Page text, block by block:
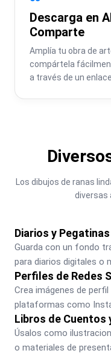
Descarga en
Comparte
Amplía tu obra de
compártela
a través de un enlace.
Los dibujos de ranas
diversas
Diarios y Pegatinas
Guarda con un fondo
para diarios digitales o
Perfiles de Redes
Crea imágenes de
plataformas como
Libros de Cuentos
Úsalos como
o materiales de